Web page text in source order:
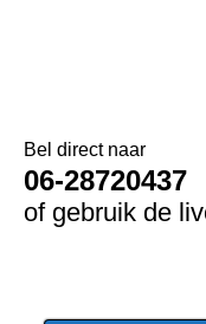
Bel direct naar
06-28720437
of gebruik de